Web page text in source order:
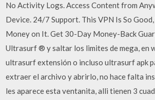
No Activity Logs. Access Content from
Device. 24/7 Support. This VPN Is So
Money on It. Get 30-Day Money-Back
Ultrasurf ® y saltar los limites de mega, en
ultrasurf extensión o incluso ultrasurf apk
extraer el archivo y abrirlo, no hace falta
les aparece esta ventanita, alli tienen 3